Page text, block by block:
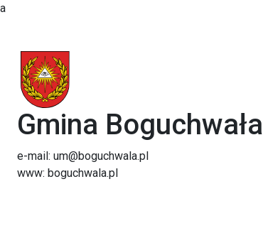
a
Gmina Boguchwała
e-mail: um@boguchwala.pl
www: boguchwala.pl